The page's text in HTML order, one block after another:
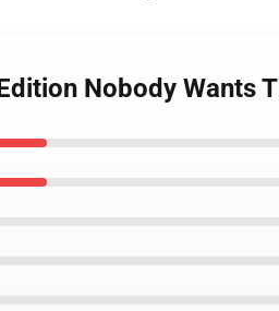
Nobody Wants